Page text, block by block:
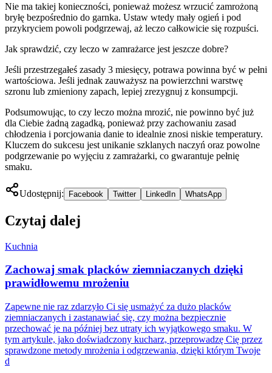
Nie ma takiej konieczności, ponieważ możesz wrzucić zamrożoną
bryłę bezpośrednio do garnka. Ustaw wtedy mały ogień i pod
przykryciem powoli podgrzewaj, aż leczo całkowicie się rozpuści.
Jak sprawdzić, czy leczo w zamrażarce jest jeszcze dobre?
Jeśli przestrzegałeś zasady 3 miesięcy, potrawa powinna być w pełni
wartościowa. Jeśli jednak zauważysz na powierzchni warstwę
szronu lub zmieniony zapach, lepiej zrezygnuj z konsumpcji.
Podsumowując, to czy leczo można mrozić, nie powinno być już
dla Ciebie żadną zagadką, ponieważ przy zachowaniu zasad
chłodzenia i porcjowania danie to idealnie znosi niskie temperatury.
Kluczem do sukcesu jest unikanie szklanych naczyń oraz powolne
podgrzewanie po wyjęciu z zamrażarki, co gwarantuje pełnię
smaku.
Udostępnij: Facebook Twitter LinkedIn WhatsApp
Czytaj dalej
Kuchnia
Zachowaj smak placków ziemniaczanych dzięki
prawidłowemu mrożeniu
Zapewne nie raz zdarzyło Ci się usmażyć za dużo placków
ziemniaczanych i zastanawiać się, czy można bezpiecznie
przechować je na później bez utraty ich wyjątkowego smaku. W
tym artykule, jako doświadczony kucharz, przeprowadzę Cię przez
sprawdzone metody mrożenia i odgrzewania, dzięki którym Twoje
d